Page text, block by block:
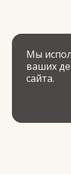
Мы
ваших
сайта.